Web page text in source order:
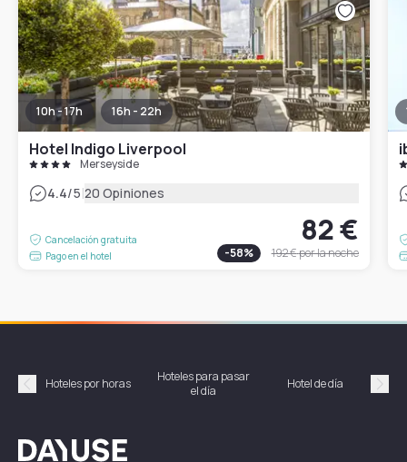
10h - 17h 16h - 22h
Hotel Indigo Liverpool
Merseyside
4.4/5|20 Opiniones
Cancelación gratuita
Pago en el hotel
82 €
-58% 192 €por la noche
Précédent
Hoteles por horas
Hoteles para pasar
el día
Hotel de día
Dayuse